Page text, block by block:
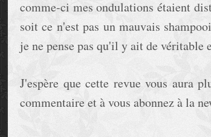
comme-ci mes ondulations étaient
soit ce n'est pas un mauvais
je ne pense pas qu'il y ait de véritable
J'espère que cette revue vous aura
commentaire et à vous abonnez à la